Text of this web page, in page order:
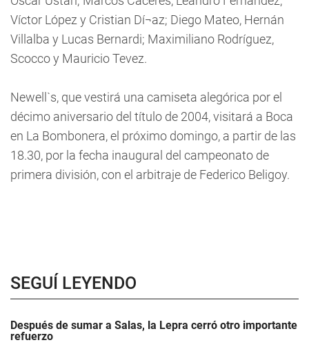
Víctor López y Cristian Dí¬az; Diego Mateo, Hernán
Villalba y Lucas Bernardi; Maximiliano Rodríguez,
Scocco y Mauricio Tevez.
Newell`s, que vestirá una camiseta alegórica por el
décimo aniversario del título de 2004, visitará a Boca
en La Bombonera, el próximo domingo, a partir de las
18.30, por la fecha inaugural del campeonato de
primera división, con el arbitraje de Federico Beligoy.
SEGUÍ LEYENDO
Después de sumar a Salas, la Lepra cerró otro importante
refuerzo